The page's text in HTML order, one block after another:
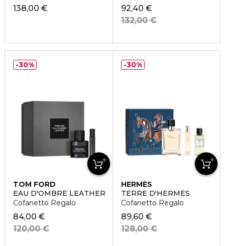
138,00 €
92,40 €
132,00 €
TOM FORD
EAU D'OMBRÉ LEATHER
Cofanetto Regalo
84,00 €
120,00 €
30%
HERMÈS
TERRE D'HERMÈS
Cofanetto Regalo
89,60 €
128,00 €
30%